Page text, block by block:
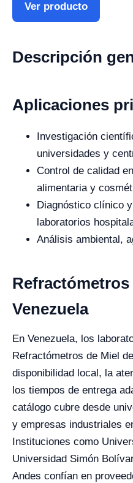
Ver producto
Descripción
Aplicaciones
Investigación
universidades y
Control de calidad
alimentaria y
Diagnóstico clínico
laboratorios
Análisis ambiental,
Refractómetros
Venezuela
En Venezuela, los
Refractómetros de Miel
disponibilidad local, la
los tiempos de entrega
catálogo cubre desde
y empresas industriales
Instituciones como
Universidad Simón
Andes confían en